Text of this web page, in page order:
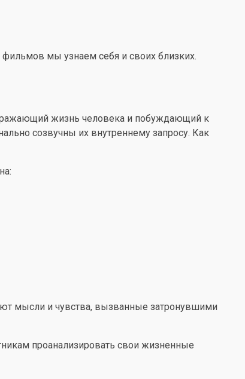
фильмов мы узнаем себя и своих близких.
жизнь человека и побуждающий к
созвучны их внутреннему запросу. Как
мысли и чувства, вызванные затронувшими
проанализировать свои жизненные